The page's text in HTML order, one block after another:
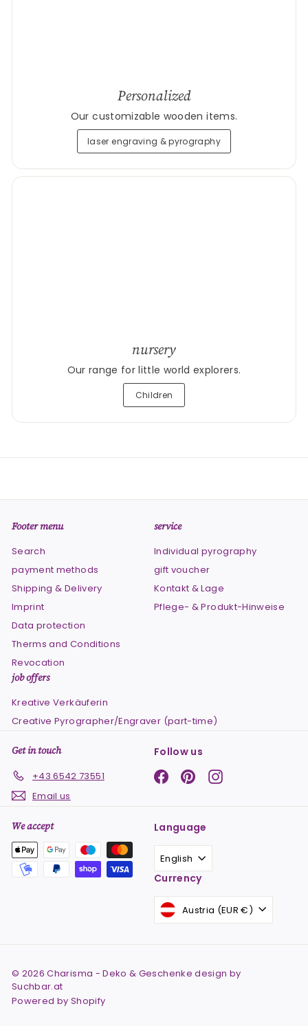
Personalized
Our customizable wooden items.
laser engraving & pyrography
nursery
Our range for little world explorers.
Children
Footer menu
Search
payment methods
Shipping & Delivery
Imprint
Data protection
Therms and Conditions
Revocation
service
Individual pyrography
gift voucher
Kontakt & Lage
Pflege- & Produkt-Hinweise
job offers
Kreative Verkäuferin
Creative Pyrographer/Engraver (part-time)
Get in touch
+43 6542 73551
Email us
Follow us
Facebook
PinterestInstagram
We accept Language
English
Currency
Austria (EUR €)
© 2026 Charisma - Deko & Geschenke design by
Suchbar.at
Powered by Shopify